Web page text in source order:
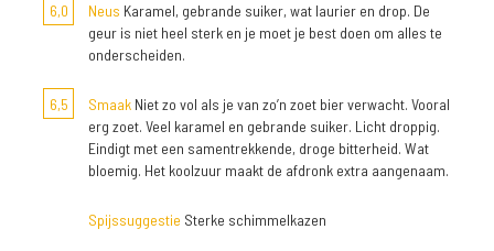
6,0 Neus Karamel, gebrande suiker, wat laurier en drop. De
geur is niet heel sterk en je moet je best doen om alles te
onderscheiden.
6,5 Smaak Niet zo vol als je van zo’n zoet bier verwacht. Vooral
erg zoet. Veel karamel en gebrande suiker. Licht droppig.
Eindigt met een samentrekkende, droge bitterheid. Wat
bloemig. Het koolzuur maakt de afdronk extra aangenaam.
Spijssuggestie Sterke schimmelkazen